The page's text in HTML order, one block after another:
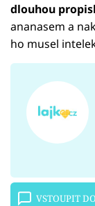
dlouhou
ananasem a
ho musel
VSTOUPIT